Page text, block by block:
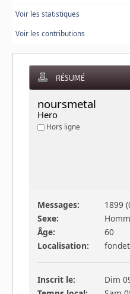
Voir les statistiques
Voir les contributions
RÉSUMÉ
noursmetal
Hero
Hors ligne
Messages:
1899
Sexe:
Âge:
60
Localisation:
Inscrit le:
Dim